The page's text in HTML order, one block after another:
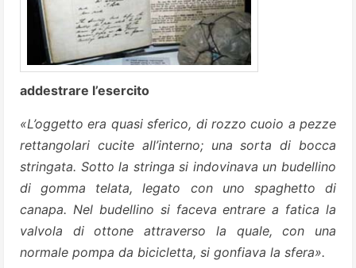
addestrare l’esercito
«L’oggetto era quasi sferico, di rozzo cuoio a pezze
rettangolari cucite all’interno; una sorta di bocca
stringata. Sotto la stringa si indovinava un budellino
di gomma telata, legato con uno spaghetto di
canapa. Nel budellino si faceva entrare a fatica la
valvola di ottone attraverso la quale, con una
normale pompa da bicicletta, si gonfiava la sfera».